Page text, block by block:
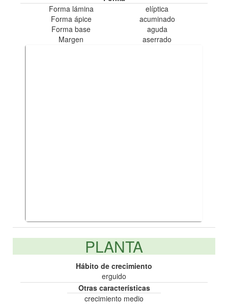
Forma lámina
elíptica
Forma ápice
acuminado
Forma base
aguda
Margen
aserrado
PLANTA
Hábito de crecimiento
erguido
Otras características
crecimiento medio